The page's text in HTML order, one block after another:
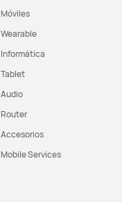
Móviles
Wearable
Informática
Tablet
Audio
Router
Accesorios
Mobile Services